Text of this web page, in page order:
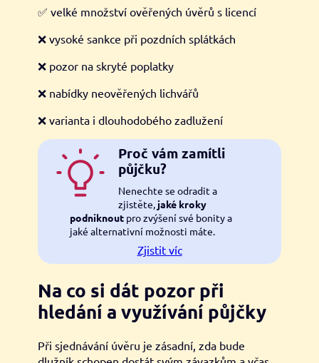
✅ velké množství ověřených úvěrů s licencí
❌ vysoké sankce při pozdních splátkách
❌ pozor na skryté poplatky
❌ nabídky neověřených lichvářů
❌ varianta i dlouhodobého zadlužení
Proč vám zamítli
půjčku?
Nenechte se odradit a
zjistěte, jaké kroky
podniknoutpro zvýšení své bonity a
jaké alternativní možnosti máte.
Zjistit víc
Na co si dát pozor při
hledání a využívání půjčky
Při sjednávání úvěru je zásadní, zda bude